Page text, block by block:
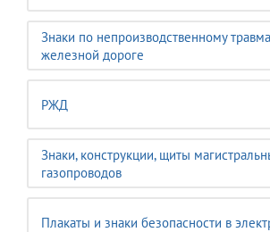
Знаки по непроизводственному
железной дороге
РЖД
Знаки, конструкции, щиты
газопроводов
Плакаты и знаки безопасности в